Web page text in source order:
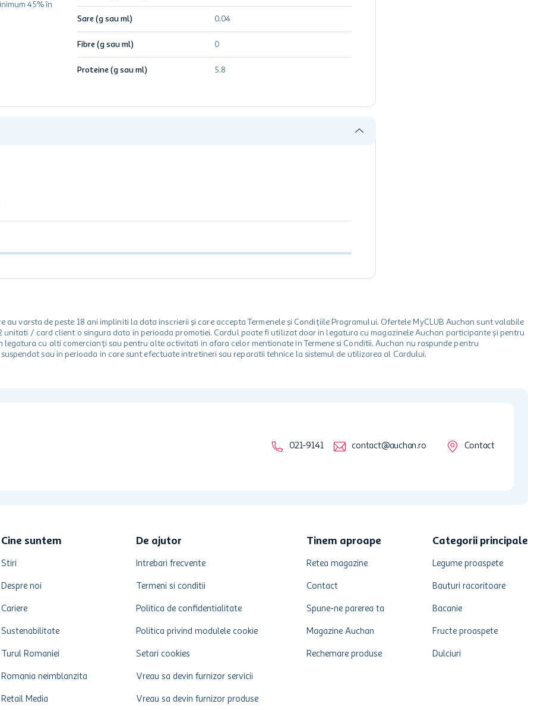
45% în
Sare (g sau ml) 0.04
Fibre (g sau ml) 0
Proteine (g sau ml) 5.8
au varsta de peste 18 ani impliniti la data inscrierii și care accepta Termenele și Condițiile Programului. Ofertele MyCLUB Auchan sunt valabile
unitati / card client o singura data in perioada promotiei. Cardul poate fi utilizat doar in legatura cu magazinele Auchan participante și pentru
cu alti comercianți sau pentru alte activitati in afara celor mentionate in Termene si Conditii. Auchan nu raspunde pentru
sau in perioada in care sunt efectuate intretineri sau reparatii tehnice la sistemul de utilizarea al Cardului.
021-9141 contact@auchan.ro Contact
Cine suntem
Stiri
Despre noi
Cariere
Sustenabilitate
Turul Romaniei
Romania neimblanzita
Retail Media
De ajutor
Intrebari frecvente
Termeni si conditii
Politica de confidentialitate
Politica privind modulele cookie
Setari cookies
Vreau sa devin furnizor servicii
Vreau sa devin furnizor produse
Tinem aproape
Retea magazine
Contact
Spune-ne parerea ta
Magazine Auchan
Rechemare produse
Categorii principale
Legume proaspete
Bauturi racoritoare
Bacanie
Fructe proaspete
Dulciuri